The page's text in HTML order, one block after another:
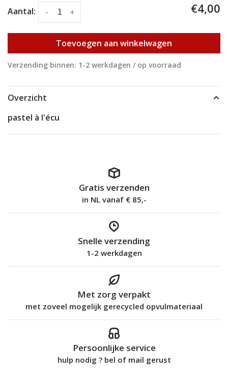
Aantal: +
- €4,00
Toevoegen aan winkelwagen
Verzending binnen: 1-2 werkdagen / op voorraad
Overzicht
pastel à l'écu
Gratis verzenden
in NL vanaf € 85,-
Snelle verzending
1-2 werkdagen
Met zorg verpakt
met zoveel mogelijk gerecycled opvulmateriaal
Persoonlijke service
hulp nodig ? bel of mail gerust